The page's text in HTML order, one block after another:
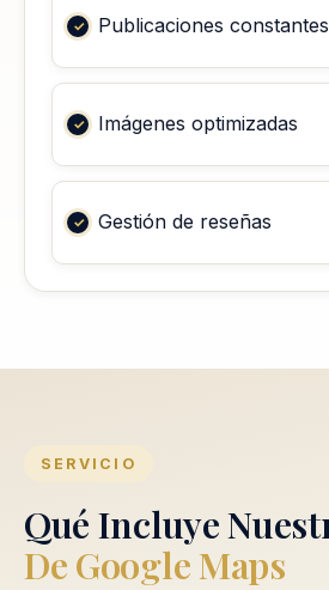
Publicaciones constantes
Imágenes optimizadas
Gestión de reseñas
SERVICIO
Qué Incluye
De Google Maps